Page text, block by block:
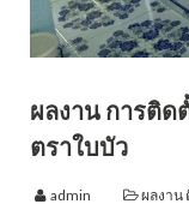
ผลงาน การติด
ตราใบบัว
admin ผลงาน